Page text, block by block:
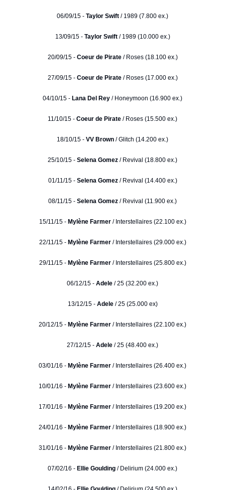
06/09/15 - Taylor Swift / 1989 (7.800 ex.)
13/09/15 - Taylor Swift / 1989 (10.000 ex.)
20/09/15 - Coeur de Pirate/ Roses (18.100 ex.)
27/09/15 - Coeur de Pirate/ Roses (17.000 ex.)
04/10/15 - Lana Del Rey / Honeymoon (16.900 ex.)
11/10/15 - Coeur de Pirate / Roses (15.500 ex.)
18/10/15 - VV Brown / Glitch (14.200 ex.)
25/10/15 - Selena Gomez / Revival (18.800 ex.)
01/11/15 - Selena Gomez/ Revival (14.400 ex.)
08/11/15 - Selena Gomez / Revival (11.900 ex.)
15/11/15 - Mylène Farmer/ Interstellaires (22.100 ex.)
22/11/15 - Mylène Farmer/ Interstellaires (29.000 ex.)
29/11/15 - Mylène Farmer/ Interstellaires (25.800 ex.)
06/12/15 - Adele / 25 (32.200 ex.)
13/12/15 - Adele / 25 (25.000 ex)
20/12/15 - Mylène Farmer / Interstellaires (22.100 ex.)
27/12/15 - Adele / 25 (48.400 ex.)
03/01/16 - Mylène Farmer / Interstellaires (26.400 ex.)
10/01/16 - Mylène Farmer / Interstellaires (23.600 ex.)
17/01/16 - Mylène Farmer / Interstellaires (19.200 ex.)
24/01/16 - Mylène Farmer / Interstellaires (18.900 ex.)
31/01/16 - Mylène Farmer / Interstellaires (21.800 ex.)
07/02/16 - Ellie Goulding / Delirium (24.000 ex.)